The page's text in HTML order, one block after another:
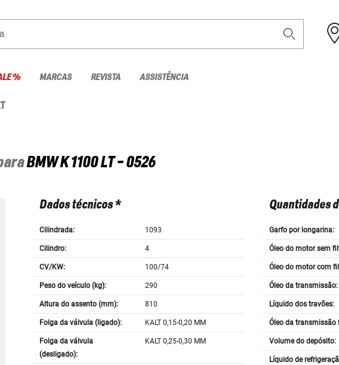
% MARCAS REVISTA ASSISTÊNCIA
BMWK 1100 LT - 0526
Dados técnicos *
Cilindrada: 1093
Cilindro: 4
CV/KW: 100/74
Peso do veículo (kg): 290
Altura do assento (mm): 810
Folga da válvula (ligado): KALT 0,15-0,20 MM
Folga da válvula
(desligado):
KALT 0,25-0,30 MM
Quantidades
Garfo por longarina:
Óleo do motor sem
Óleo do motor com
Óleo da transmissão:
Líquido dos travões:
Óleo da transmissão
Volume do depósito:
Líquido de